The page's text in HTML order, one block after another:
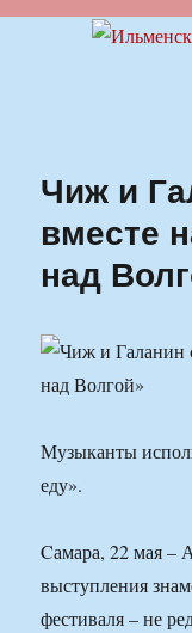
Чиж и
вместе
над
Музыканты
еду».
Cамара, 22 мая
выступления
фестиваля – не